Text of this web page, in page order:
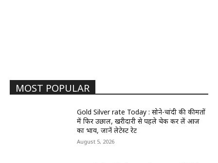
MOST POPULAR
Gold Silver rate Today : सोने-चांदी की कीमतों
में फिर उछाल, खरीदारी से पहले चेक कर लें आज
का भाव, जानें लेटेस्ट रेट
August 5, 2026